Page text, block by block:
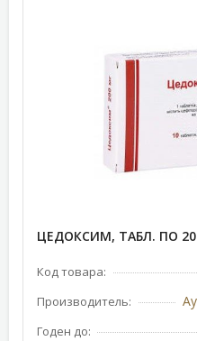
ЦЕДОКСИМ, ТАБЛ. ПО
Код товара:
Производитель:
Годен до: